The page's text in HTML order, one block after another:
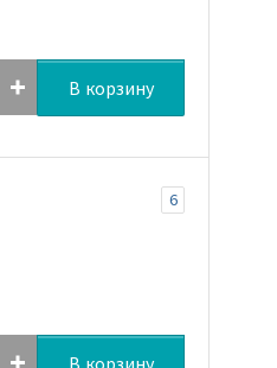
В корзину
6
В корзину